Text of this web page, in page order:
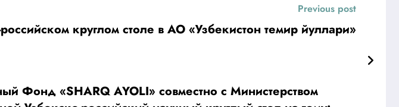
Previous post
круглом столе в АО «Узбекистон темир йуллари»
AYOLI» совместно с Министерством